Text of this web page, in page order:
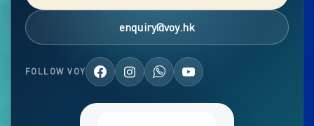
enquiry@voy.hk
FOLLOW VOY